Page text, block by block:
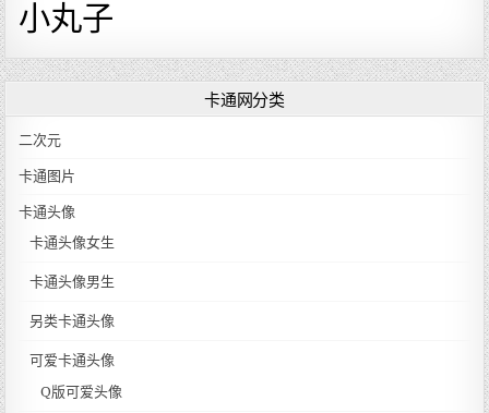
小丸子
卡通网分类
二次元
卡通图片
卡通头像
卡通头像女生
卡通头像男生
另类卡通头像
可爱卡通头像
Q版可爱头像